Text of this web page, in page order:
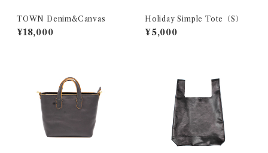
TOWN Denim&Canvas
¥18,000
Holiday Simple Tote（S）
¥5,000